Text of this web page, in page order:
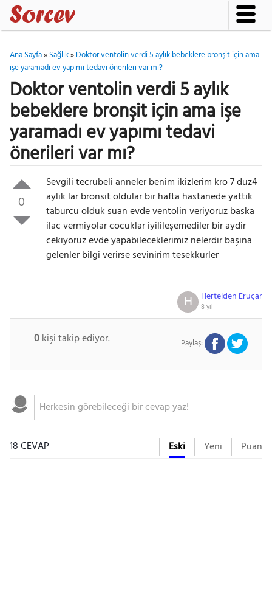
Ana Sayfa»Sağlık»Doktor ventolin verdi 5 aylık bebeklere bronşit için ama
işe yaramadı ev yapımı tedavi önerileri var mı?
Doktor ventolin verdi 5 aylık
bebeklere bronşit için ama işe
yaramadı ev yapımı tedavi
önerileri var mı?
0
Sevgili tecrubeli anneler benim ikizlerim kro 7 duz4
aylık lar bronsit oldular bir hafta hastanede yattik
taburcu olduk suan evde ventolin veriyoruz baska
ilac vermiyolar cocuklar iyilileşemediler bir aydir
cekiyoruz evde yapabileceklerimiz nelerdir başina
gelenler bilgi verirse sevinirim tesekkurler
Hertelden Eruçar
8 yıl
H
0kişi takip ediyor. Paylaş:
18 CEVAP Eski Yeni Puan